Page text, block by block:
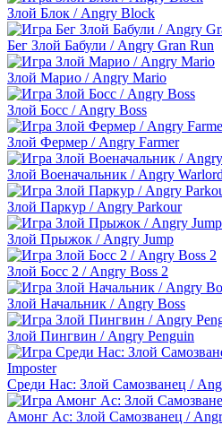
Злой Блок / Angry Block
Бег Злой Бабули / Angry Gran Run
Злой Марио / Angry Mario
Злой Босс / Angry Boss
Злой Фермер / Angry Farmer
Злой Военачальник / Angry Warlord
Злой Паркур / Angry Parkour
Злой Прыжок / Angry Jump
Злой Босс 2 / Angry Boss 2
Злой Начальник / Angry Boss
Злой Пингвин / Angry Penguin
Среди Нас: Злой Самозванец /
Амонг Ас: Злой Самозванец /